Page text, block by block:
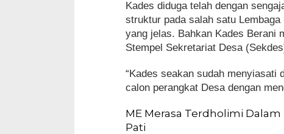
Kades diduga telah dengan
struktur pada salah satu
yang jelas. Bahkan Kades Berani
Stempel Sekretariat Desa
“Kades seakan sudah menyiasati
calon perangkat Desa dengan
ME Merasa Terdholimi
Pati